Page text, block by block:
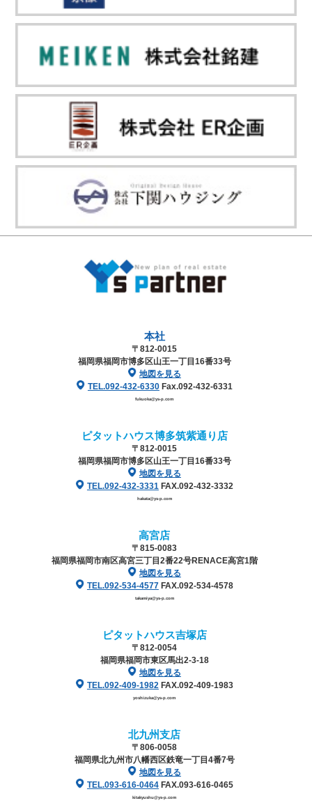
本社
〒812-0015
福岡県福岡市博多区山王一丁目16番33号
地図を見る
TEL.092-432-6330Fax.092-432-6331
fukuoka@ys-p.com
ピタットハウス博多筑紫通り店
〒812-0015
福岡県福岡市博多区山王一丁目16番33号
地図を見る
TEL.092-432-3331FAX.092-432-3332
hakata@ys-p.com
高宮店
〒815-0083
福岡県福岡市南区高宮三丁目2番22号RENACE高宮1階
地図を見る
TEL.092-534-4577FAX.092-534-4578
takamiya@ys-p.com
ピタットハウス吉塚店
〒812-0054
福岡県福岡市東区馬出2-3-18
地図を見る
TEL.092-409-1982FAX.092-409-1983
yoshizuka@ys-p.com
北九州支店
〒806-0058
福岡県北九州市八幡西区鉄竜一丁目4番7号
地図を見る
TEL.093-616-0464FAX.093-616-0465
kitakyushu@ys-p.com